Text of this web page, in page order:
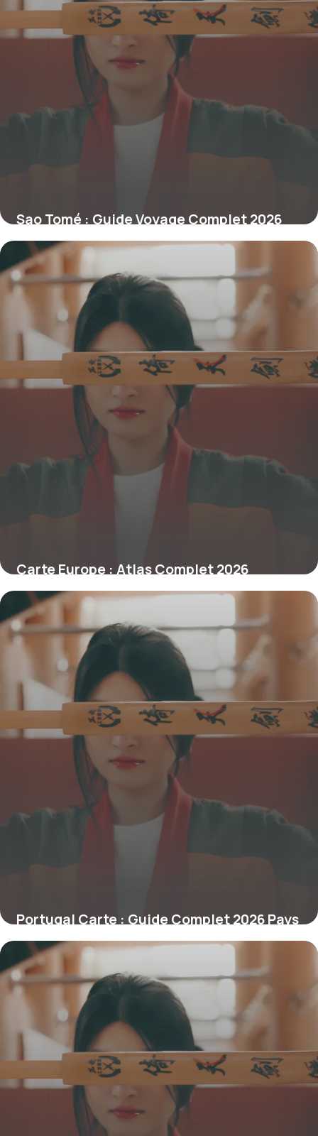
Sao Tomé : Guide Voyage Complet 2026
1 juillet 2026
Carte Europe : Atlas Complet 2026
30 juin 2026
Portugal Carte : Guide Complet 2026 Pays
29 juin 2026